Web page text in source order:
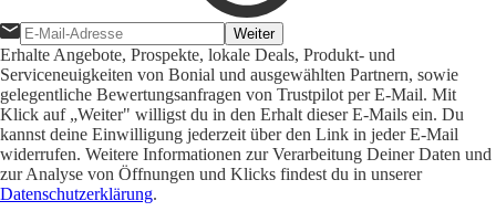
Weiter
Erhalte Angebote, Prospekte, lokale Deals, Produkt- und
Serviceneuigkeiten von Bonial und ausgewählten Partnern, sowie
gelegentliche Bewertungsanfragen von Trustpilot per E-Mail. Mit
Klick auf „Weiter" willigst du in den Erhalt dieser E-Mails ein. Du
kannst deine Einwilligung jederzeit über den Link in jeder E-Mail
widerrufen. Weitere Informationen zur Verarbeitung Deiner Daten und
zur Analyse von Öffnungen und Klicks findest du in unserer
Datenschutzerklärung.